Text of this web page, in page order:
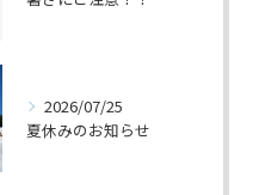
2026/07/25
夏休みのお知らせ